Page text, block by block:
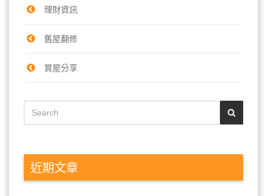
理財資訊
舊屋翻修
賞屋分享
近期文章